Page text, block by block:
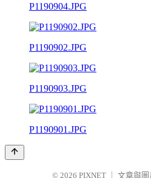
P1190904.JPG
P1190902.JPG
P1190903.JPG
P1190901.JPG
© 2026 PIXNET 文章與